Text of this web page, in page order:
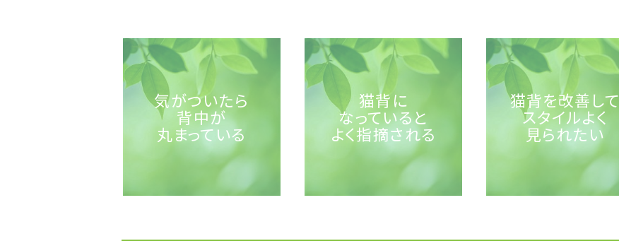
気がついたら
背中が
丸まっている
猫背に
なっていると
よく指摘される
猫背を改善して
スタイルよく
見られたい